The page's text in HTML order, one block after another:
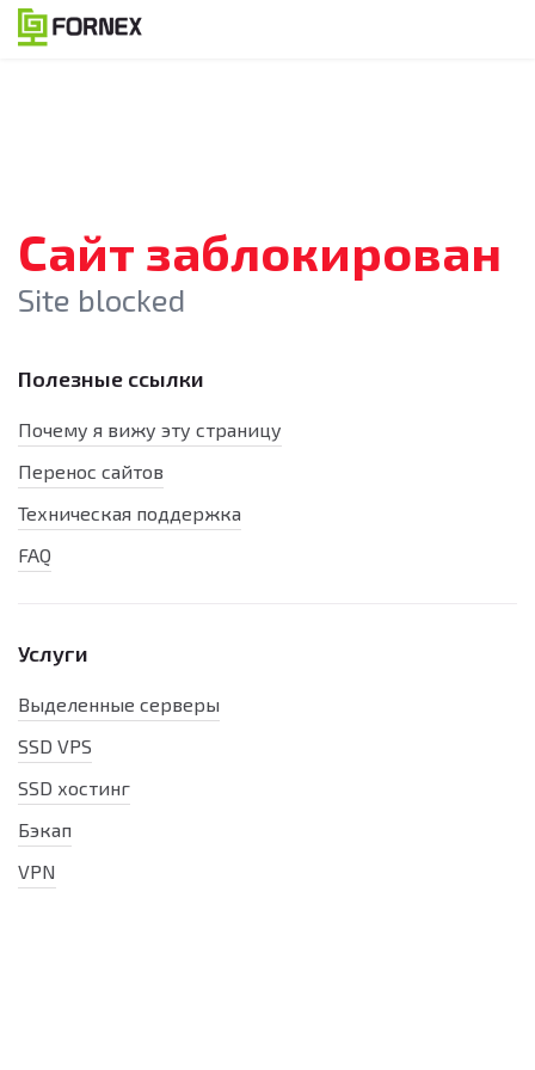
Сайт заблокирован
Site blocked
Полезные ссылки
Почему я вижу эту страницу
Перенос сайтов
Техническая поддержка
FAQ
Услуги
Выделенные серверы
SSD VPS
SSD хостинг
Бэкап
VPN